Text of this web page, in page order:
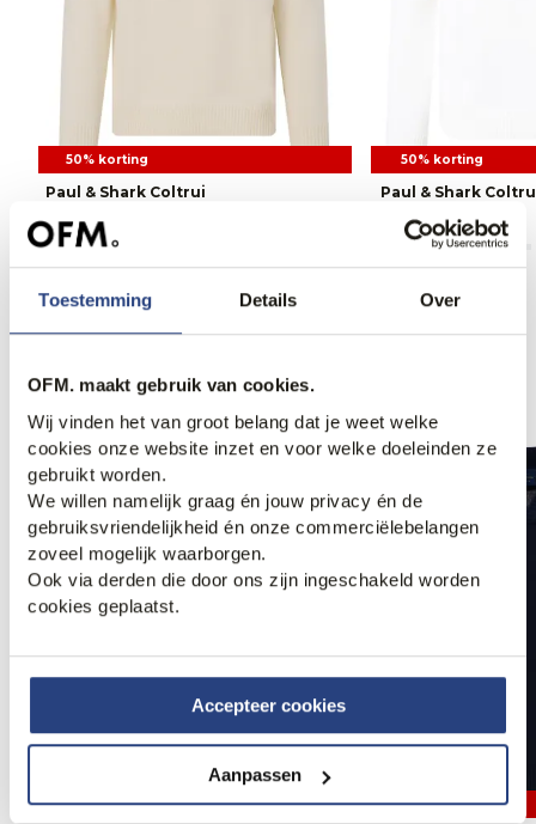
Toestemming Details Over
OFM. maakt gebruik van cookies.
Wij vinden het van groot belang dat je weet welke
cookies onze website inzet en voor welke doeleinden ze
gebruikt worden.
We willen namelijk graag én jouw privacy én de
gebruiksvriendelijkheid én onze commerciëlebelangen
zoveel mogelijk waarborgen.
Ook via derden die door ons zijn ingeschakeld worden
cookies geplaatst.
Accepteer cookies
Aanpassen
50% korting
Paul & Shark Coltrui
359,95
179,95
50% korting
Paul & Shark
359,95
179,95
50% korting 40% korting